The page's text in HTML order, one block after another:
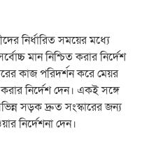
নির্ধারিত সময়ের মধ্যে
মান নিশ্চিত করার নির্দেশ
কাজ পরিদর্শন করে মেয়র
নির্দেশ দেন। একই সঙ্গে
সড়ক দ্রুত সংস্কারের জন্য
নির্দেশনা দেন।